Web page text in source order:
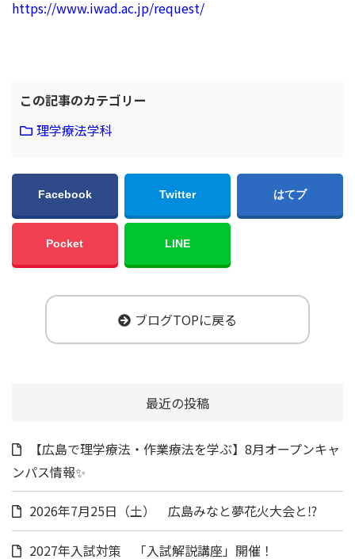
https://www.iwad.ac.jp/request/
この記事のカテゴリー
理学療法学科
Facebook Twitter はてブ
Pocket LINE
ブログTOPに戻る
最近の投稿
【広島で理学療法・作業療法を学ぶ】8月オープンキャ
ンパス情報✨
2026年7月25日（土） 広島みなと夢花火大会と⁉
2027年入試対策 「入試解説講座」開催！